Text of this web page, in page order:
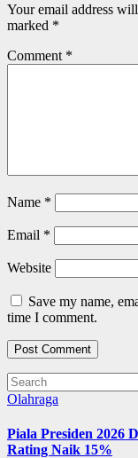
Your email address
marked *
Comment *
Name *
Email *
Website
Save my name,
time I comment.
Olahraga
Piala Presiden 2026
Rating Naik 15%